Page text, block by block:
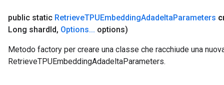
public static RetrieveTPUEmbeddingAdadeltaParameters
Long shardId, Options... options)
Metodo factory per creare una classe che racchiude una
RetrieveTPUEmbeddingAdadeltaParameters.